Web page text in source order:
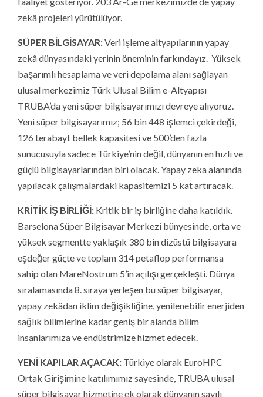
zekâ projeleri yürütülüyor.
SÜPER BİLGİSAYAR:Veri işleme altyapılarının yapay
zekâ dünyasındaki yerinin öneminin farkındayız. Yüksek
başarımlı hesaplama ve veri depolama alanı sağlayan
ulusal merkezimiz Türk Ulusal Bilim e-Altyapısı
TRUBA’da yeni süper bilgisayarımızı devreye alıyoruz.
Yeni süper bilgisayarımız; 56 bin 448 işlemci çekirdeği,
126 terabayt bellek kapasitesi ve 500’den fazla
sunucusuyla sadece Türkiye’nin değil, dünyanın en hızlı ve
güçlü bilgisayarlarından biri olacak. Yapay zeka alanında
yapılacak çalışmalardaki kapasitemizi 5 kat artıracak.
KRİTİK İŞ BİRLİĞİ: Kritik bir iş birliğine daha katıldık.
Barselona Süper Bilgisayar Merkezi bünyesinde, orta ve
yüksek segmentte yaklaşık 380 bin dizüstü bilgisayara
eşdeğer güçte ve toplam 314 petaflop performansa
sahip olan MareNostrum 5’in açılışı gerçekleşti. Dünya
sıralamasında 8. sıraya yerleşen bu süper bilgisayar,
yapay zekâdan iklim değişikliğine, yenilenebilir enerjiden
sağlık bilimlerine kadar geniş bir alanda bilim
insanlarımıza ve endüstrimize hizmet edecek.
YENİ KAPILAR AÇACAK: Türkiye olarak EuroHPC
Ortak Girişimine katılımımız sayesinde, TRUBA ulusal
süper bilgisayar hizmetine ek olarak dünyanın sayılı